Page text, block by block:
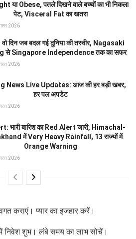
या Obese, पतले दिखने वाले बच्चों का भी निकला
पेट, Visceral Fat का खतरा
2026
दिन जब बदल गई दुनिया की तस्वीर, Nagasaki
से Singapore Independence तक का सफर
2026
News Live Updates: आज की हर बड़ी खबर,
हर पल अपडेट
2026
भारी बारिश का Red Alert जारी, Himachal-
में Very Heavy Rainfall, 13 राज्यों में
Orange Warning
2026
कराएं। प्यार का इजहार करें।
निवेश शुभ। लंबे समय का लाभ सोचें।